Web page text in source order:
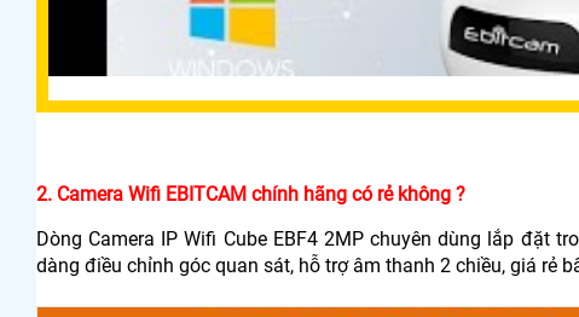
2. Camera Wifi EBITCAM chính hãng có rẻ không ?
Dòng Camera IP Wifi Cube EBF4 2MP chuyên dùng lắp đặt
dàng điều chỉnh góc quan sát, hỗ trợ âm thanh 2 chiều, giá rẻ